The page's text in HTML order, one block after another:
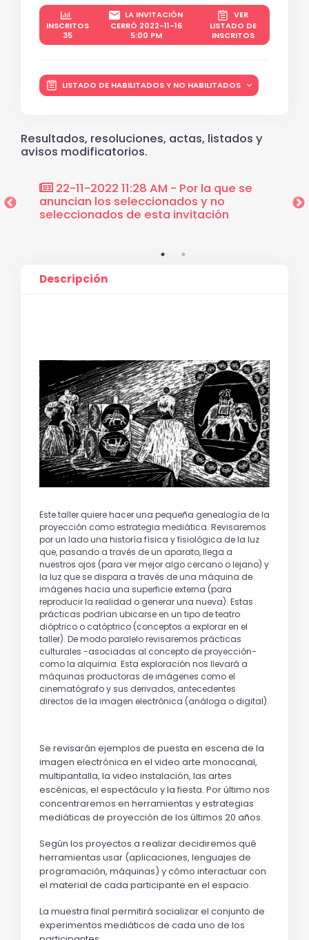
INSCRITOS
35
LA INVITACIÓN
CERRÓ 2022-11-16
5:00 PM
VER
LISTADO DE
INSCRITOS
LISTADO DE HABILITADOS Y NO HABILITADOS
Resultados, resoluciones, actas, listados y
avisos modificatorios.
22-11-2022 11:28 AM - Por la que se
anuncian los seleccionados y no
seleccionados de esta invitación
elige
Descripción
Este taller quiere hacer una pequeña genealogía de la
proyección como estrategia mediática. Revisaremos
por un lado una historía física y fisiológica de la luz
que, pasando a través de un aparato, llega a
nuestros ojos (para ver mejor algo cercano o lejano) y
la luz que se dispara a través de una máquina de
imágenes hacia una superficie externa (para
reproducir la realidad o generar una nueva). Estas
prácticas podrían ubicarse en un tipo de teatro
dióptrico o catóptrico (conceptos a explorar en el
taller). De modo paralelo revisaremos prácticas
culturales -asociadas al concepto de proyección-
como la alquimia. Esta exploración nos llevará a
máquinas productoras de imágenes como el
cinematógrafo y sus derivados, antecedentes
directos de la imagen electrónica (análoga o digital).
Se revisarán ejemplos de puesta en escena de la
imagen electrónica en el video arte monocanal,
multipantalla, la video instalación, las artes
escénicas, el espectáculo y la fiesta. Por último nos
concentraremos en herramientas y estrategias
mediáticas de proyección de los últimos 20 años.
Según los proyectos a realizar decidiremos qué
herramientas usar (aplicaciones, lenguajes de
programación, máquinas) y cómo interactuar con
el material de cada participante en el espacio.
La muestra final permitirá socializar el conjunto de
experimentos mediáticos de cada uno de los